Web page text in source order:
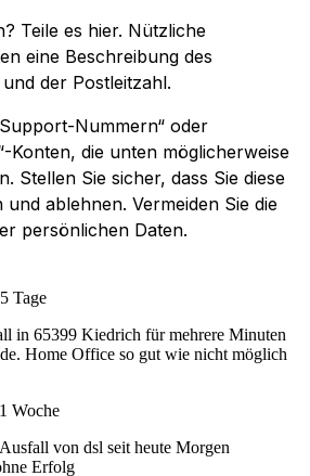
Teile es hier. Nützliche
eine Beschreibung des
der Postleitzahl.
Nummern“ oder
Konten, die unten möglicherweise
Stellen Sie sicher, dass Sie diese
und ablehnen. Vermeiden Sie die
persönlichen Daten.